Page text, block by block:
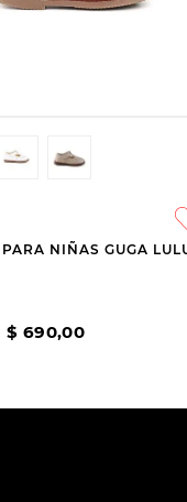
NIÑAS GUGA
$ 690,00